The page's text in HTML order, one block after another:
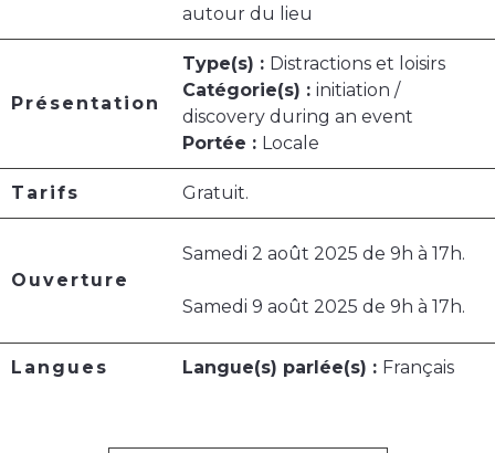
autour du lieu
Présentation
Type(s) : Distractions et loisirs
Catégorie(s) : initiation /
discovery during an event
Portée : Locale
Tarifs Gratuit.
Ouverture
Samedi 2 août 2025 de 9h à 17h.
Samedi 9 août 2025 de 9h à 17h.
Langues Langue(s) parlée(s) : Français